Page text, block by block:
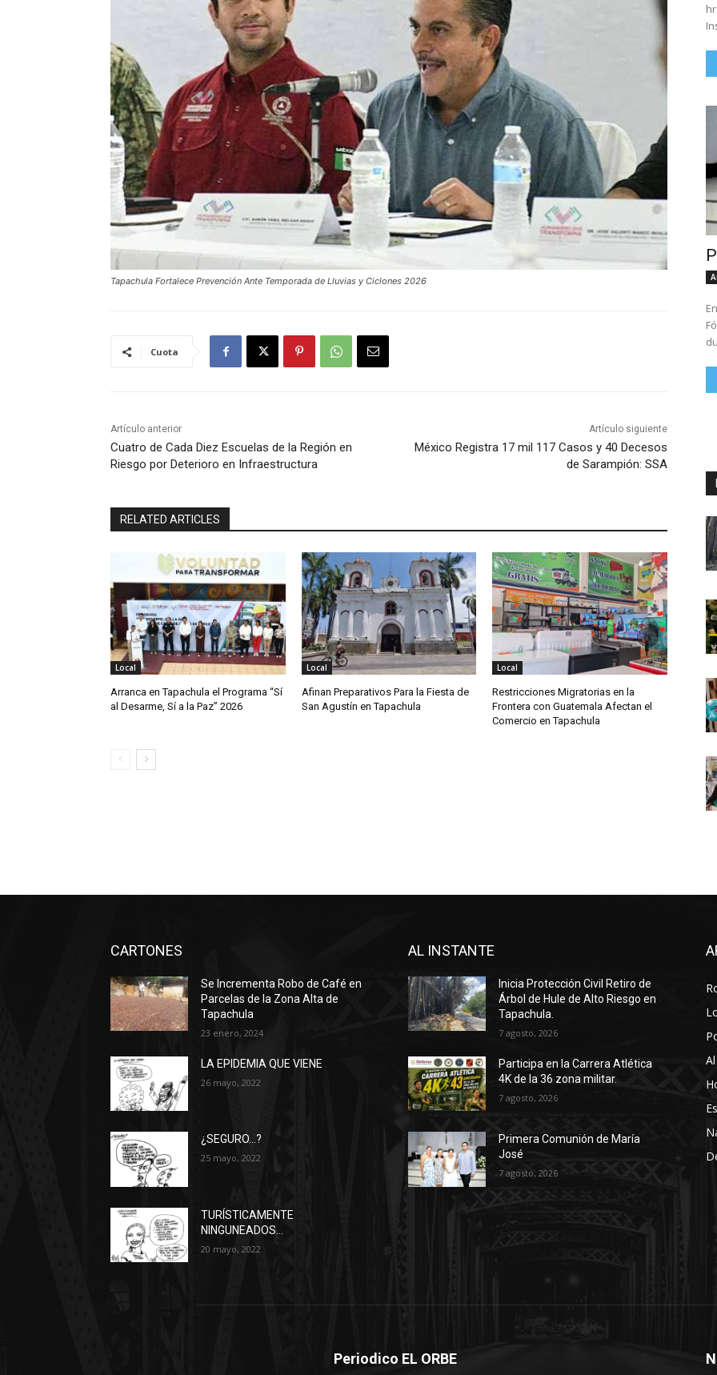
Tapachula Fortalece Prevención Ante Temporada de Lluvias y Ciclones 2026
Cuota
Artículo anterior
Cuatro de Cada Diez Escuelas de la Región en
Riesgo por Deterioro en Infraestructura
Artículo siguiente
México Registra 17 mil 117 Casos y 40 Decesos
de Sarampión: SSA
RELATED ARTICLES
Local
Arranca en Tapachula el Programa “Sí
al Desarme, Sí a la Paz” 2026
Local
Afinan Preparativos Para la Fiesta de
San Agustín en Tapachula
Local
Restricciones Migratorias en la
Frontera con Guatemala Afectan el
Comercio en Tapachula
hrs. Se parte del 43
CARTONES
Se Incrementa Robo de Café en
Parcelas de la Zona Alta de
Tapachula
23 enero, 2024
LA EPIDEMIA QUE VIENE
26 mayo, 2022
¿SEGURO…?
25 mayo, 2022
TURÍSTICAMENTE
NINGUNEADOS…
20 mayo, 2022
AL INSTANTE
Inicia Protección Civil Retiro de
Árbol de Hule de Alto Riesgo en
Tapachula.
7 agosto, 2026
Participa en la Carrera Atlética
4K de la 36 zona militar.
7 agosto, 2026
Primera Comunión de María
José
7 agosto, 2026
Periodico EL ORBE